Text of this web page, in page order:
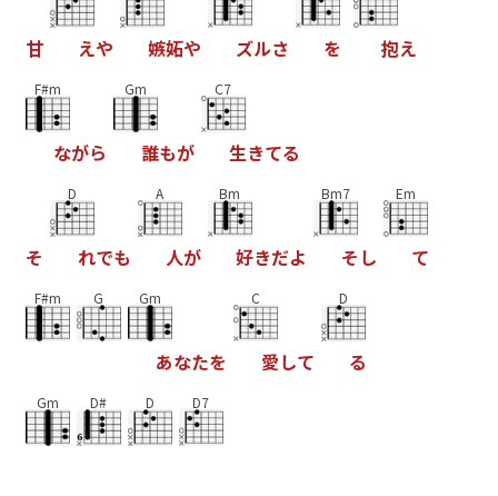
甘 えや 嫉妬や ズルさ を 抱え
F#m
ながら
Gm
誰もが
C7
生きてる
そ
D
れでも
A
人が
Bm
好きだよ
Bm7
そ し
Em
て
F#m G Gm
あなたを
C
愛して
D
る
Gm D# D D7